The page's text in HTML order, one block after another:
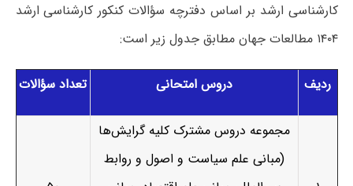
کارشناسی ارشد بر اساس دفترچه سؤالات کنکور کارشناسی ارشد
۱۴۰۴ مطالعات جهان مطابق جدول زیر است:
ردیف دروس امتحانی تعداد سؤالات
مجموعه دروس مشترک کلیه گرایش‌­ها
(مبانی علم سیاست و اصول و روابط